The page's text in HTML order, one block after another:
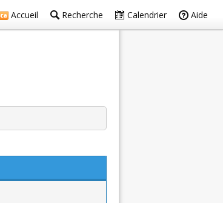
Accueil Recherche Calendrier Aide